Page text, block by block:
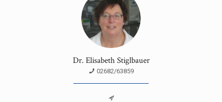
Dr. Elisabeth Stiglbauer
02682/63859